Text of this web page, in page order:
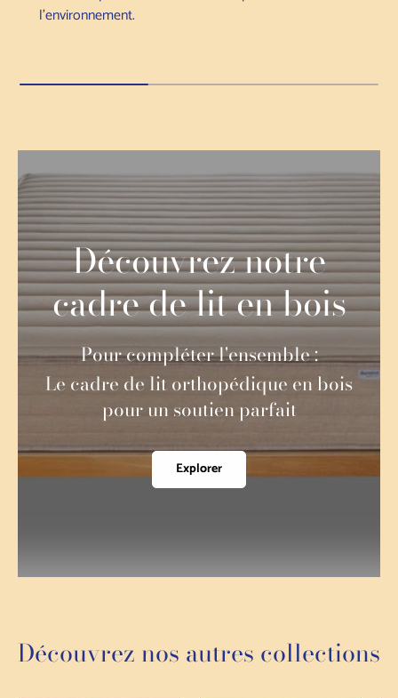
l'environnement.
Découvrez notre
cadre de lit en bois
Pour compléter l'ensemble :
Le cadre de lit orthopédique en bois
pour un soutien parfait
Explorer
Découvrez nos autres collections